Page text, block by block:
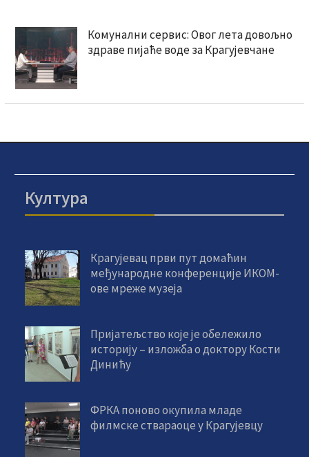
Комунални сервис: Овог лета довољно
здраве пијаће воде за Крагујевчане
Култура
Крагујевац први пут домаћин
међународне конференције ИКОМ-
ове мреже музеја
Пријатељство које је обележило
историју – изложба о доктору Кости
Динићу
ФРКА поново окупила младе
филмске ствараоце у Крагујевцу